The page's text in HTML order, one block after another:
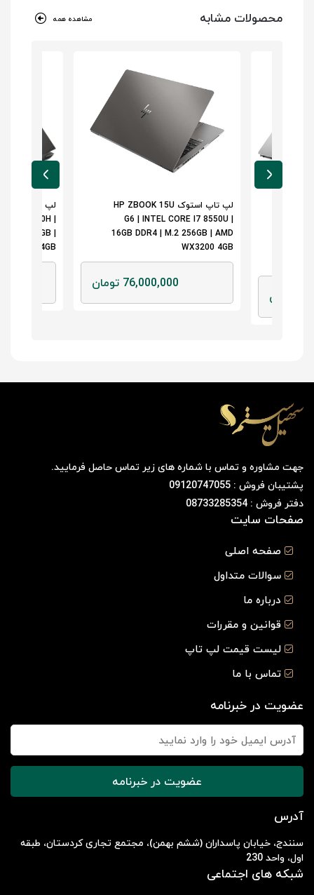
محصولات مشابه مشاهده همه
لپ تاپ استوک HP ZBOOK 15U
G6 | INTEL CORE I7 8550U |
16GB DDR4 | M.2 256GB | AMD
WX3200 4GB
76,000,000 تومان
I7 9750H |
| M.2 512GB |
T1000 4GB
جهت مشاوره و تماس با شماره های زیر تماس حاصل فرمایید.
پشتیبان فروش : 09120747055
دفتر فروش : 08733285354
صفحات سایت
صفحه اصلی
سوالات متداول
درباره ما
قوانین و مقررات
لیست قیمت لپ تاپ
تماس با ما
عضویت در خبرنامه
عضویت در خبرنامه
آدرس
سنندج، خیابان پاسداران (ششم بهمن)، مجتمع تجاری کردستان، طبقه
اول، واحد 230
شبکه های اجتماعی